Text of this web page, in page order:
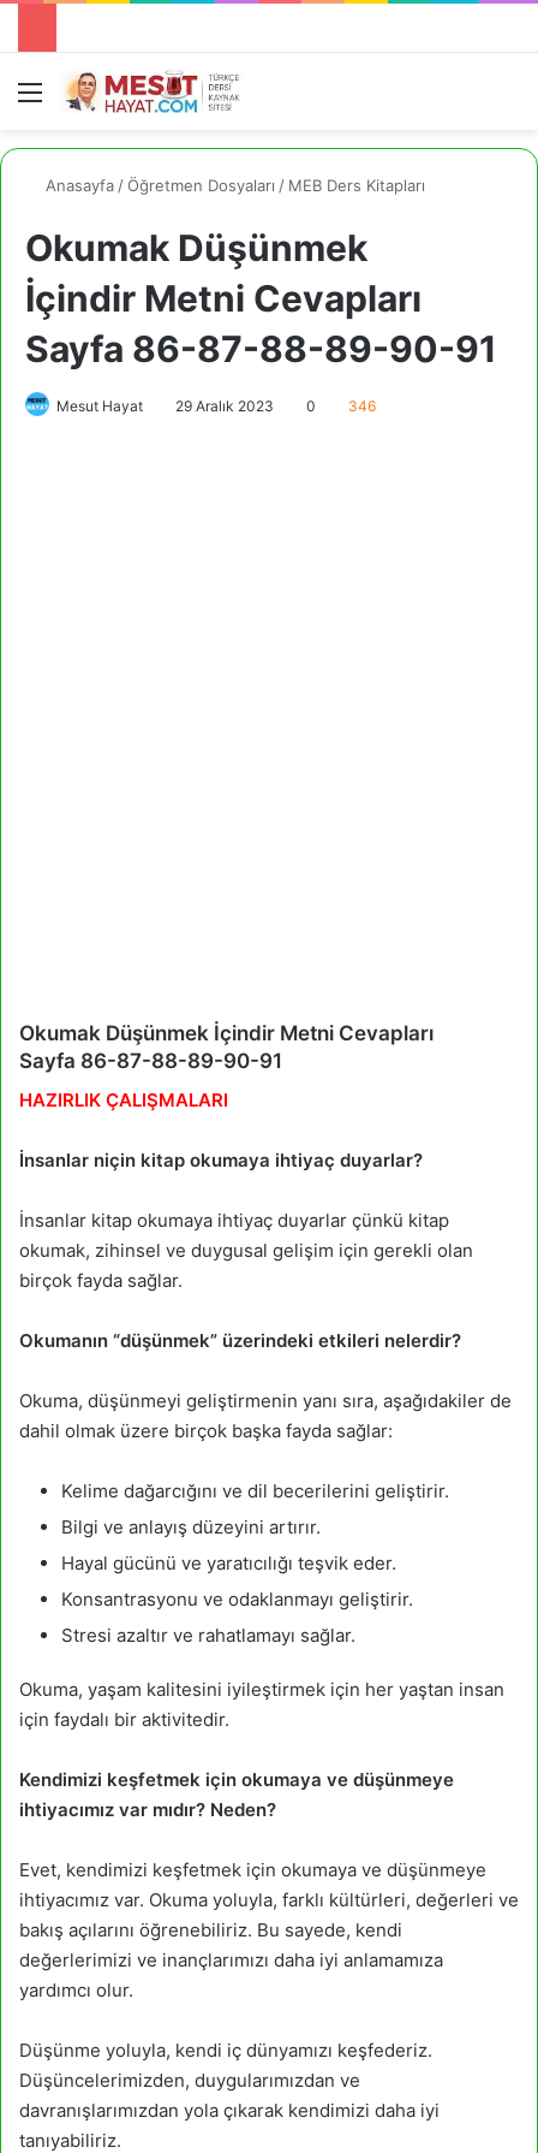
Menü
Anasayfa /Öğretmen Dosyaları / MEB Ders Kitapları
Okumak Düşünmek
İçindir Metni Cevapları
Sayfa 86-87-88-89-90-91
Mesut Hayat 29 Aralık 2023 0 346
Okumak Düşünmek İçindir Metni Cevapları
Sayfa 86-87-88-89-90-91
HAZIRLIK ÇALIŞMALARI
İnsanlar niçin kitap okumaya ihtiyaç duyarlar?
İnsanlar kitap okumaya ihtiyaç duyarlar çünkü kitap
okumak, zihinsel ve duygusal gelişim için gerekli olan
birçok fayda sağlar.
Okumanın “düşünmek” üzerindeki etkileri nelerdir?
Okuma, düşünmeyi geliştirmenin yanı sıra, aşağıdakiler de
dahil olmak üzere birçok başka fayda sağlar:
Kelime dağarcığını ve dil becerilerini geliştirir.
Bilgi ve anlayış düzeyini artırır.
Hayal gücünü ve yaratıcılığı teşvik eder.
Konsantrasyonu ve odaklanmayı geliştirir.
Stresi azaltır ve rahatlamayı sağlar.
Okuma, yaşam kalitesini iyileştirmek için her yaştan insan
için faydalı bir aktivitedir.
Kendimizi keşfetmek için okumaya ve düşünmeye
ihtiyacımız var mıdır? Neden?
Evet, kendimizi keşfetmek için okumaya ve düşünmeye
ihtiyacımız var. Okuma yoluyla, farklı kültürleri, değerleri ve
bakış açılarını öğrenebiliriz. Bu sayede, kendi
değerlerimizi ve inançlarımızı daha iyi anlamamıza
yardımcı olur.
Düşünme yoluyla, kendi iç dünyamızı keşfederiz.
Düşüncelerimizden, duygularımızdan ve
davranışlarımızdan yola çıkarak kendimizi daha iyi
tanıyabiliriz.